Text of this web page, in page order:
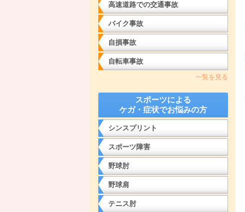
高速道路での交通事故
バイク事故
自損事故
自転車事故
一覧を見る
スポーツによる
ケガ・症状でお悩みの方
シンスプリント
スポーツ障害
野球肘
野球肩
テニス肘